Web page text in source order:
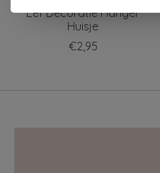
Eef Decoratie Hanger
Huisje
€2,95